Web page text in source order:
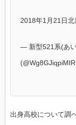
2018年1月21日
— 新型521系(あ
出身高校について調